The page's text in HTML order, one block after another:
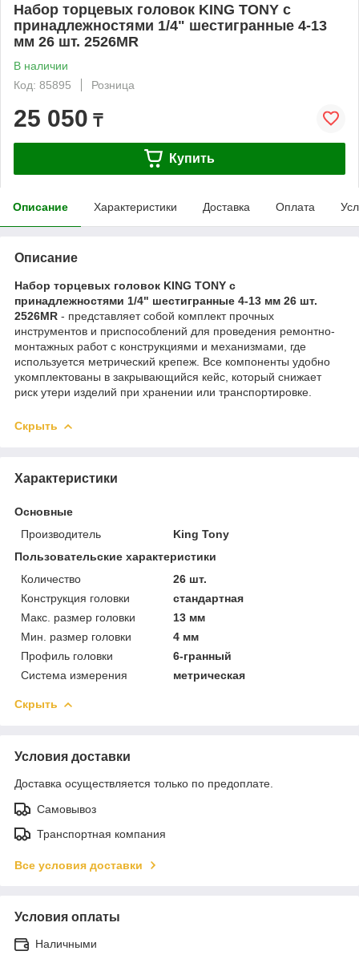
Набор торцевых головок KING TONY с
принадлежностями 1/4" шестигранные 4-13
мм 26 шт. 2526MR
В наличии
Код: 85895
Розница
25 050 ₸
Купить
Описание Характеристики Доставка Оплата
Описание
Набор торцевых головок KING TONY с
принадлежностями 1/4" шестигранные 4-13 мм 26 шт.
2526MR - представляет собой комплект прочных
инструментов и приспособлений для проведения ремонтно-
монтажных работ с конструкциями и механизмами, где
используется метрический крепеж. Все компоненты удобно
укомплектованы в закрывающийся кейс, который снижает
риск утери изделий при хранении или транспортировке.
Скрыть
Характеристики
Основные
Производитель
King Tony
Пользовательские характеристики
Количество
26 шт.
Конструкция головки
стандартная
Макс. размер головки
13 мм
Мин. размер головки
4 мм
Профиль головки
6-гранный
Система измерения
метрическая
Скрыть
Условия доставки
Доставка осуществляется только по предоплате.
Самовывоз
Транспортная компания
Все условия доставки
Условия оплаты
Наличными